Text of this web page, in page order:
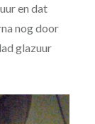
en dat
nog door
glazuur